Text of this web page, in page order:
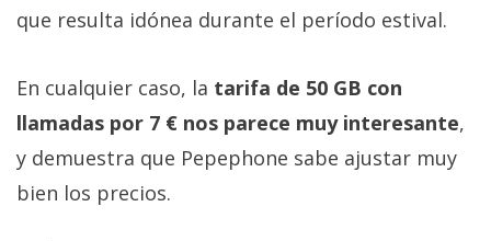
que resulta idónea durante el período estival.
En cualquier caso, la tarifa de 50 GB con
llamadas por 7 € nos parece muy interesante,
y demuestra que Pepephone sabe ajustar muy
bien los precios.